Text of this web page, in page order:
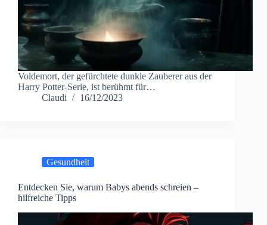
Voldemort, der gefürchtete dunkle Zauberer aus der
Harry Potter-Serie, ist berühmt für…
Claudi
16/12/2023
Gesundheit
Entdecken Sie, warum Babys abends schreien –
hilfreiche Tipps